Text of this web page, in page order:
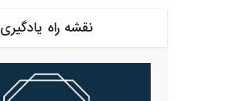
نقشه راه یادگیری